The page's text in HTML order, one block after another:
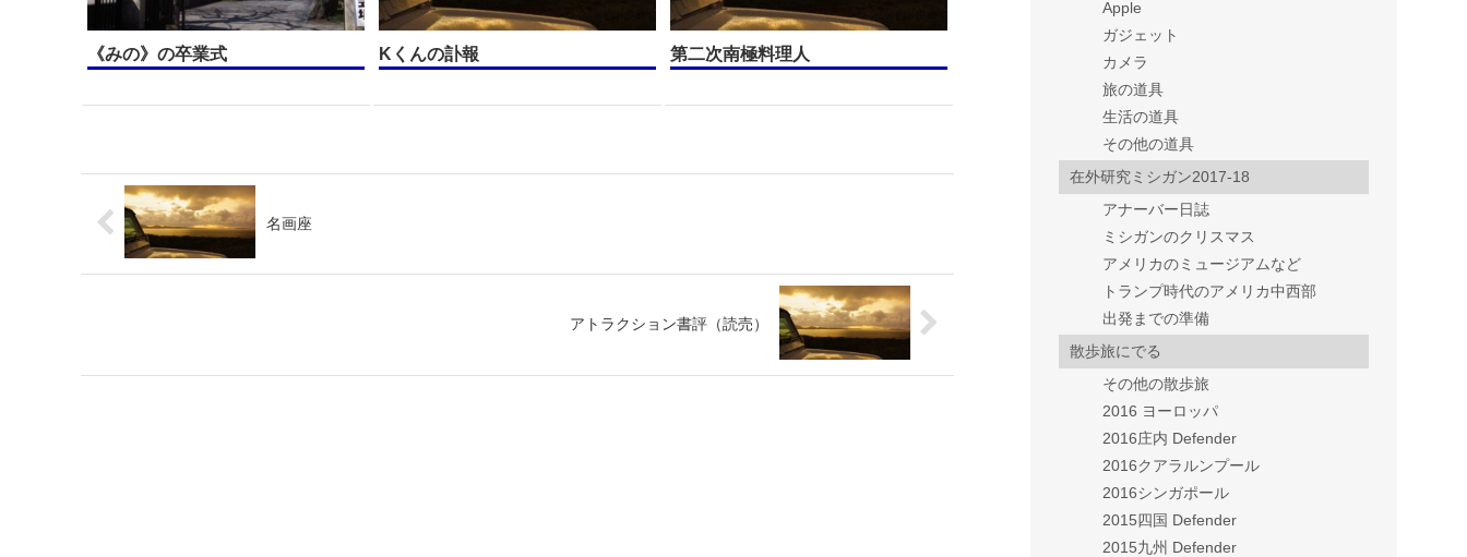
《みの》の卒業式 Kくんの訃報 第二次南極料理人
名画座
アトラクション書評（読売）
Apple
ガジェット
カメラ
旅の道具
生活の道具
その他の道具
在外研究ミシガン2017-18
アナーバー日誌
ミシガンのクリスマス
アメリカのミュージアムなど
トランプ時代のアメリカ中西部
出発までの準備
散歩旅にでる
その他の散歩旅
2016 ヨーロッパ
2016庄内 Defender
2016クアラルンプール
2016シンガポール
2015四国 Defender
2015九州 Defender